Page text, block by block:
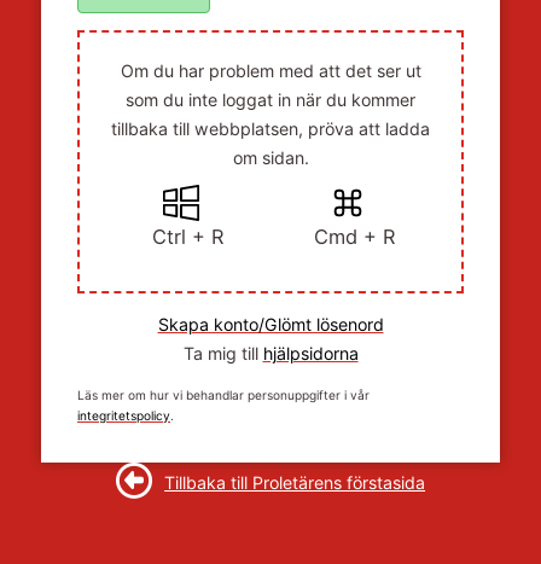
Om du har problem med att det ser ut
som du inte loggat in när du kommer
tillbaka till webbplatsen, pröva att ladda
om sidan.
Ctrl + R Cmd + R
Skapa konto/Glömt lösenord
Ta mig till hjälpsidorna
Läs mer om hur vi behandlar personuppgifter i vår
integritetspolicy.
Tillbaka till Proletärens förstasida